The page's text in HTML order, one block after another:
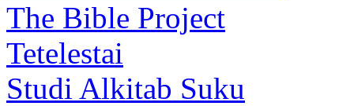
The Bible Project
Tetelestai
Studi Alkitab Suku